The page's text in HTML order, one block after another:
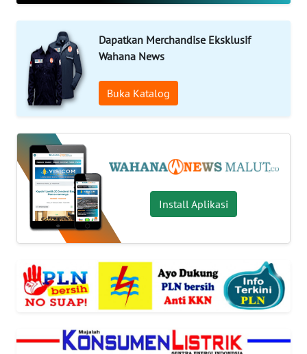
Dapatkan Merchandise Eksklusif
Wahana News
Buka Katalog
Install Aplikasi
INDEKS
BERITA
KONTAK
INFO
IKLAN
TENTANG
KAMI
PEDOMAN
MEDIA
SIBER